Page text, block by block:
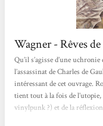
Wagner - Rêves
Qu’il s’agisse d’une
l’assassinat de Charles de
intéressant de cet ouvrage.
tient tout à la fois de
vinylpunk ?) et de la